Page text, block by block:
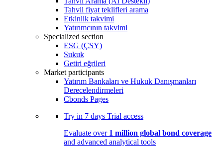
Tahvil fiyat teklifleri arama
Etkinlik takvimi
Yatırımcının takvimi
Specialized section
ESG (ÇSY)
Sukuk
Getiri eğrileri
Market participants
Yatırım Bankaları ve Hukuk Danışmanları
Derecelendirmeleri
Cbonds Pages
Try in 7 days Trial access
Evaluate over 1 million global bond coverage
and advanced analytical tools